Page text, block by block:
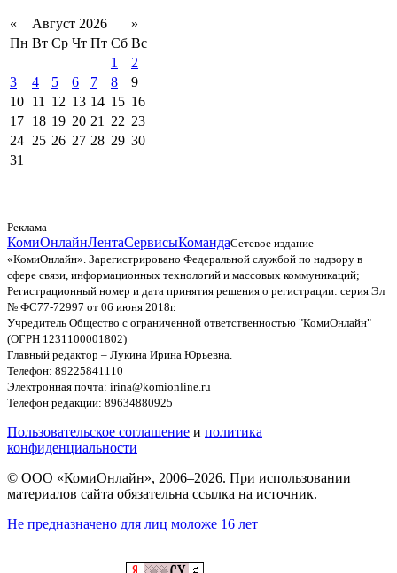
« Август 2026
»
Пн Вт Ср Чт Пт Сб Вс
1
2
3
4 5 6 7 8
9
10 11 12 13 14 15 16
17 18 19 20 21 22 23
24 25 26 27 28 29 30
31
Реклама
КомиОнлайнЛентаСервисыКомандаСетевое издание
«КомиОнлайн». Зарегистрировано Федеральной службой по надзору в
сфере связи, информационных технологий и массовых коммуникаций;
Регистрационный номер и дата принятия решения о регистрации: серия Эл
№ ФС77-72997 от 06 июня 2018г.
Учредитель Общество с ограниченной ответственностью "КомиОнлайн"
(ОГРН 1231100001802)
Главный редактор – Лукина Ирина Юрьевна.
Телефон: 89225841110
Электронная почта: irina@komionline.ru
Телефон редакции: 89634880925
Пользовательское соглашение и политика
конфиденциальности
© ООО «КомиОнлайн», 2006–2026. При использовании
материалов сайта обязательна ссылка на источник.
Не предназначено для лиц моложе 16 лет